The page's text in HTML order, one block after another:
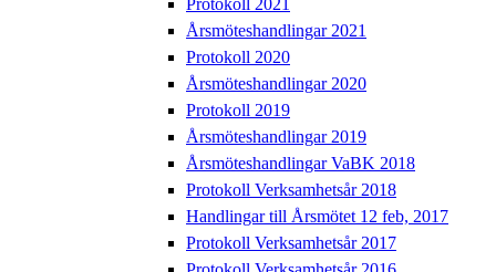
Årsmöteshandlingar 2021
Protokoll 2020
Årsmöteshandlingar 2020
Protokoll 2019
Årsmöteshandlingar 2019
Årsmöteshandlingar VaBK 2018
Protokoll Verksamhetsår 2018
Handlingar till Årsmötet 12 feb, 2017
Protokoll Verksamhetsår 2017